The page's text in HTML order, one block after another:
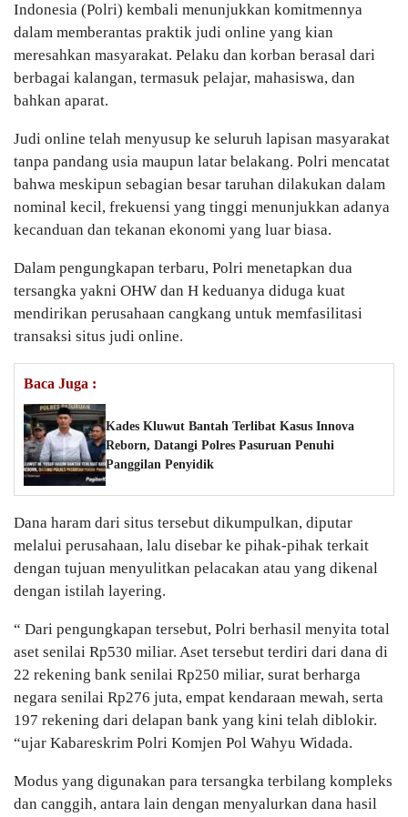
Indonesia (Polri) kembali menunjukkan komitmennya
dalam memberantas praktik judi online yang kian
meresahkan masyarakat. Pelaku dan korban berasal dari
berbagai kalangan, termasuk pelajar, mahasiswa, dan
bahkan aparat.
Judi online telah menyusup ke seluruh lapisan masyarakat
tanpa pandang usia maupun latar belakang. Polri mencatat
bahwa meskipun sebagian besar taruhan dilakukan dalam
nominal kecil, frekuensi yang tinggi menunjukkan adanya
kecanduan dan tekanan ekonomi yang luar biasa.
Dalam pengungkapan terbaru, Polri menetapkan dua
tersangka yakni OHW dan H keduanya diduga kuat
mendirikan perusahaan cangkang untuk memfasilitasi
transaksi situs judi online.
Baca Juga :
Kades Kluwut Bantah Terlibat Kasus Innova
Reborn, Datangi Polres Pasuruan Penuhi
Panggilan Penyidik
Dana haram dari situs tersebut dikumpulkan, diputar
melalui perusahaan, lalu disebar ke pihak-pihak terkait
dengan tujuan menyulitkan pelacakan atau yang dikenal
dengan istilah layering.
“ Dari pengungkapan tersebut, Polri berhasil menyita total
aset senilai Rp530 miliar. Aset tersebut terdiri dari dana di
22 rekening bank senilai Rp250 miliar, surat berharga
negara senilai Rp276 juta, empat kendaraan mewah, serta
197 rekening dari delapan bank yang kini telah diblokir.
“ujar Kabareskrim Polri Komjen Pol Wahyu Widada.
Modus yang digunakan para tersangka terbilang kompleks
dan canggih, antara lain dengan menyalurkan dana hasil